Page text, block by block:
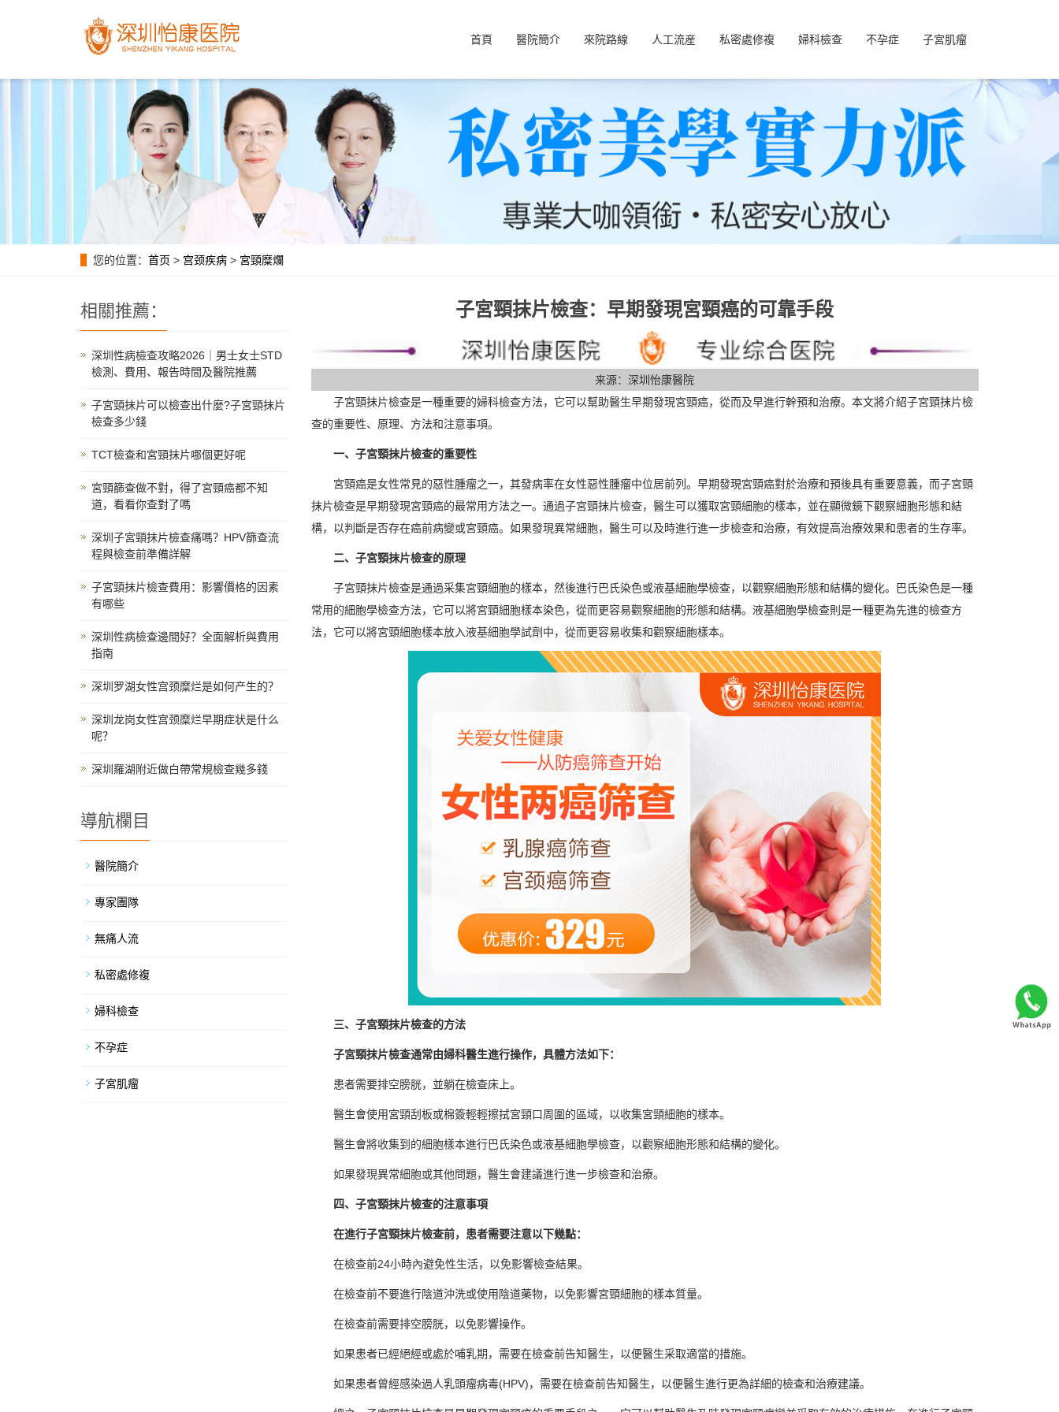
首頁 醫院簡介 來院路線 人工流産 私密處修複 婦科檢查 不孕症 子宮肌瘤
您的位置： 首页 > 宫颈疾病 > 宮頸糜爛
子宮頸抹片檢查：早期發現宮頸癌的可靠手段
来源：深圳怡康醫院
子宮頸抹片檢查是一種重要的婦科檢查方法，它可以幫助醫生早期發現宮頸癌，從而及早進行幹預和治療。本文將介紹子宮頸抹片檢
查的重要性、原理、方法和注意事項。
一、子宮頸抹片檢查的重要性
宮頸癌是女性常見的惡性腫瘤之一，其發病率在女性惡性腫瘤中位居前列。早期發現宮頸癌對於治療和預後具有重要意義，而子宮頸
抹片檢查是早期發現宮頸癌的最常用方法之一。通過子宮頸抹片檢查，醫生可以獲取宮頸細胞的樣本，並在顯微鏡下觀察細胞形態和結
構，以判斷是否存在癌前病變或宮頸癌。如果發現異常細胞，醫生可以及時進行進一步檢查和治療，有效提高治療效果和患者的生存率。
二、子宮頸抹片檢查的原理
子宮頸抹片檢查是通過采集宮頸細胞的樣本，然後進行巴氏染色或液基細胞學檢查，以觀察細胞形態和結構的變化。巴氏染色是一種
常用的細胞學檢查方法，它可以將宮頸細胞樣本染色，從而更容易觀察細胞的形態和結構。液基細胞學檢查則是一種更為先進的檢查方
法，它可以將宮頸細胞樣本放入液基細胞學試劑中，從而更容易收集和觀察細胞樣本。
三、子宮頸抹片檢查的方法
子宮頸抹片檢查通常由婦科醫生進行操作，具體方法如下：
患者需要排空膀胱，並躺在檢查床上。
醫生會使用宮頸刮板或棉簽輕輕擦拭宮頸口周圍的區域，以收集宮頸細胞的樣本。
醫生會將收集到的細胞樣本進行巴氏染色或液基細胞學檢查，以觀察細胞形態和結構的變化。
如果發現異常細胞或其他問題，醫生會建議進行進一步檢查和治療。
四、子宮頸抹片檢查的注意事項
在進行子宮頸抹片檢查前，患者需要注意以下幾點：
在檢查前24小時內避免性生活，以免影響檢查結果。
在檢查前不要進行陰道沖洗或使用陰道藥物，以免影響宮頸細胞的樣本質量。
在檢查前需要排空膀胱，以免影響操作。
如果患者已經絕經或處於哺乳期，需要在檢查前告知醫生，以便醫生采取適當的措施。
如果患者曾經感染過人乳頭瘤病毒(HPV)，需要在檢查前告知醫生，以便醫生進行更為詳細的檢查和治療建議。
相關推薦：
深圳性病檢查攻略2026｜男士女士STD
檢測、費用、報告時間及醫院推薦
子宮頸抹片可以檢查出什麼?子宮頸抹片
檢查多少錢
TCT檢查和宮頸抹片哪個更好呢
宮頸篩查做不對，得了宮頸癌都不知
道，看看你查對了嗎
深圳子宮頸抹片檢查痛嗎？HPV篩查流
程與檢查前準備詳解
子宮頸抹片檢查費用：影響價格的因素
有哪些
深圳性病檢查邊間好？全面解析與費用
指南
深圳罗湖女性宫颈糜烂是如何产生的？
深圳龙岗女性宫颈糜烂早期症状是什么
呢？
深圳羅湖附近做白帶常規檢查幾多錢
導航欄目
醫院簡介
專家團隊
無痛人流
私密處修複
婦科檢查
不孕症
子宮肌瘤